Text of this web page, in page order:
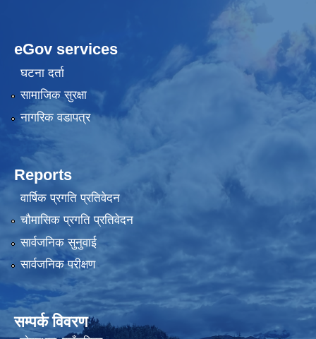
eGov services
घटना दर्ता
सामाजिक सुरक्षा
नागरिक वडापत्र
Reports
वार्षिक प्रगति प्रतिवेदन
चौमासिक प्रगति प्रतिवेदन
सार्वजनिक सुनुवाई
सार्वजनिक परीक्षण
सम्पर्क विवरण